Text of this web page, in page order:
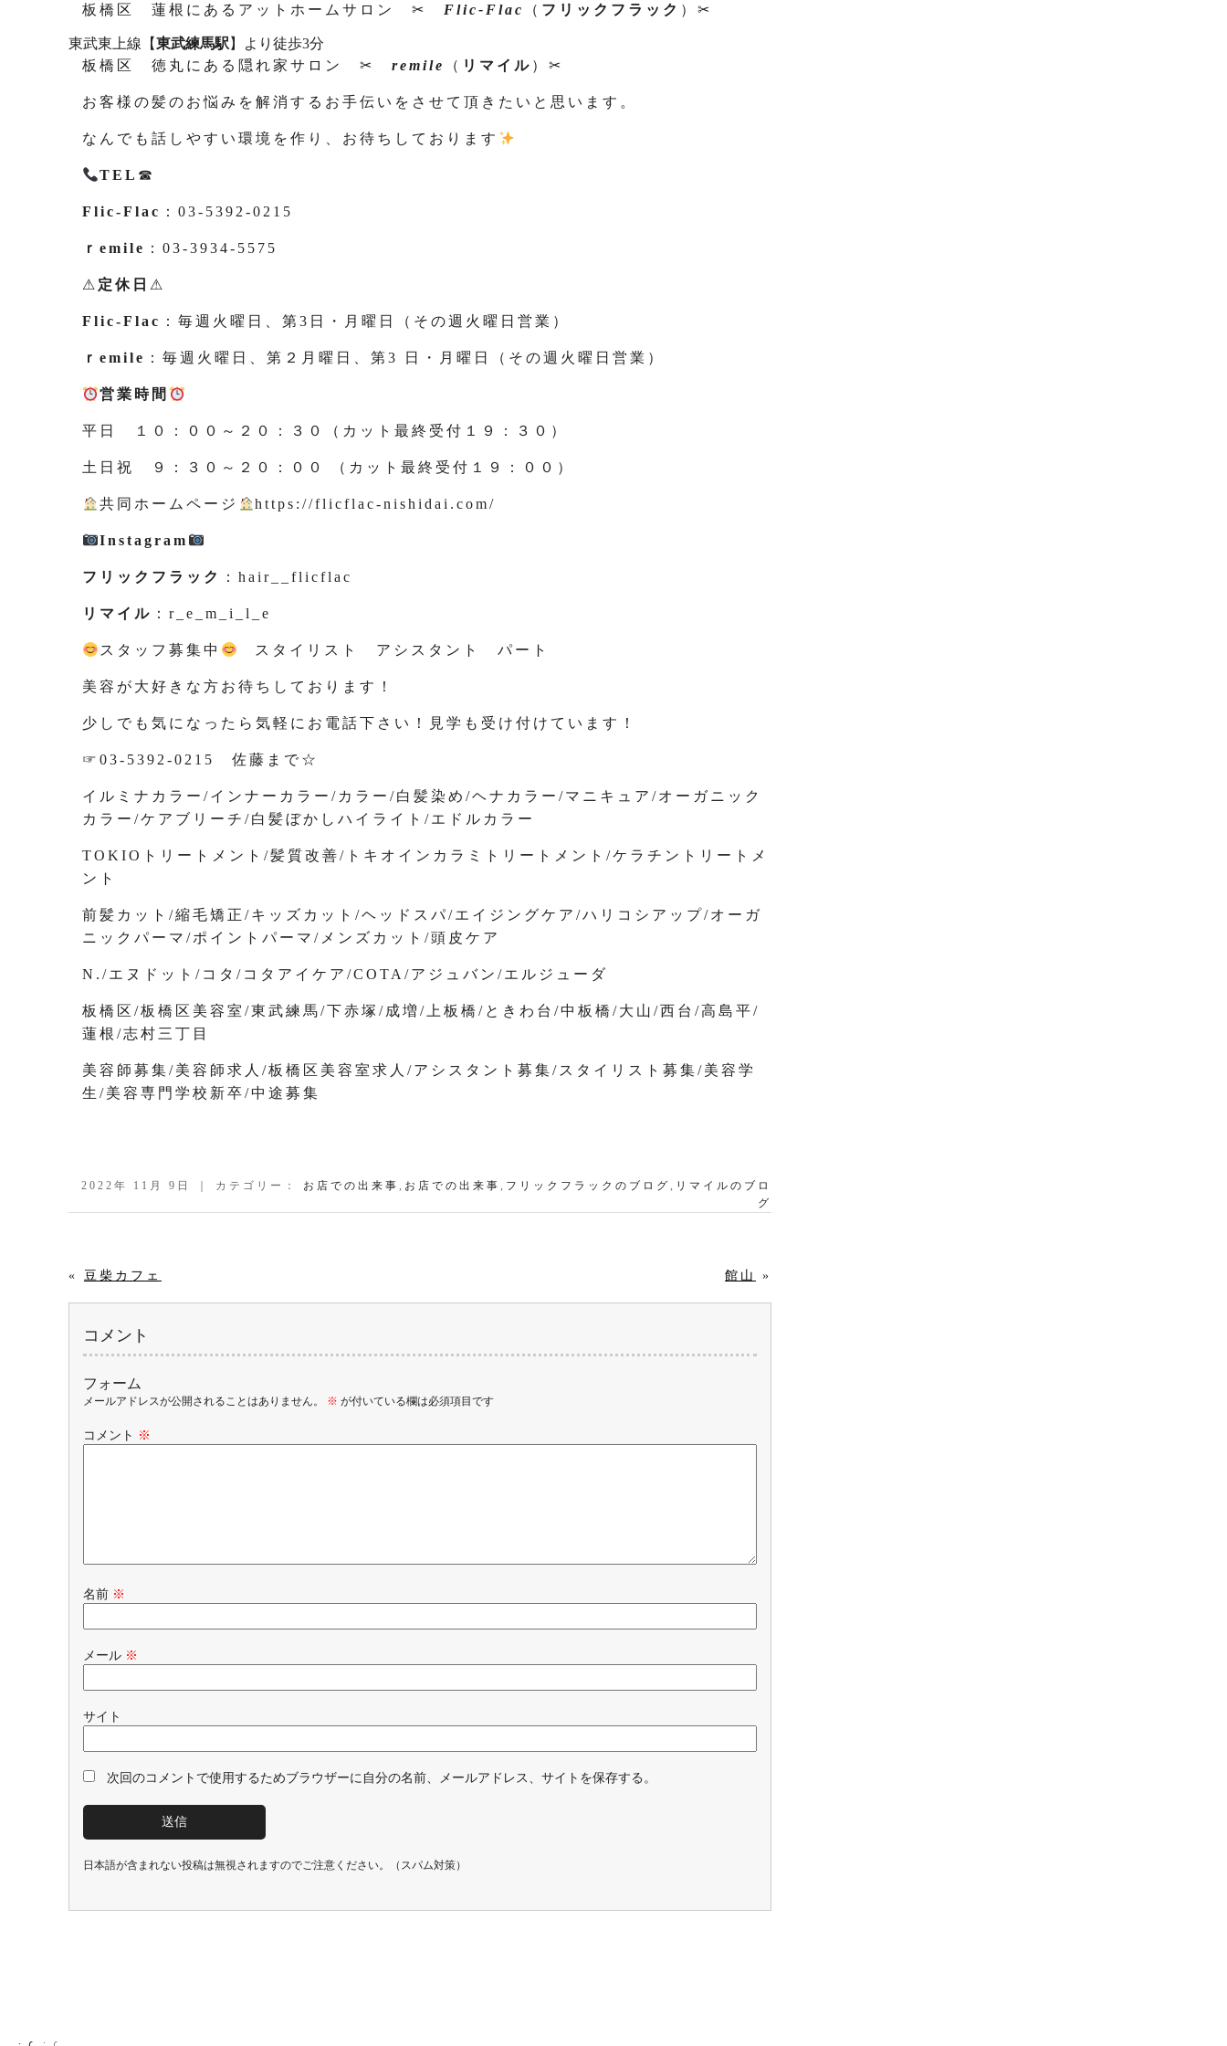
板橋区 蓮根にあるアットホームサロン ✂ Flic-Flac （ フリックフラック ）✂
東武東上線【東武練馬駅 】より徒歩3分
板橋区 徳丸にある隠れ家サロン ✂remile （ リマイル ）✂
お客様の髪のお悩みを解消するお手伝いをさせて頂きたいと思います。
なんでも話しやすい環境を作り、お待ちしております
TEL ☎
Flic-Flac ：03-5392-0215
ｒemile ：03-3934-5575
⚠ 定休日 ⚠
Flic-Flac ：毎週火曜日、第3日・月曜日（その週火曜日営業）
ｒemile ：毎週火曜日、第２月曜日、第3 日・月曜日（その週火曜日営業）
営業時間
平日 １０：００～２０：３０（カット最終受付１９：３０）
土日祝 ９：３０～２０：００ （カット最終受付１９：００）
共同ホームページ https://flicflac-nishidai.com/
Instagram
フリックフラック ：hair__flicflac
リマイル ：r_e_m_i_l_e
スタッフ募集中 スタイリスト アシスタント パート
美容が大好きな方お待ちしております！
少しでも気になったら気軽にお電話下さい！見学も受け付けています！
☞03-5392-0215 佐藤まで☆
イルミナカラー/インナーカラー/カラー/白髪染め/ヘナカラー/マニキュア/オーガニック
カラー/ケアブリーチ/白髪ぼかしハイライト/エドルカラー
TOKIOトリートメント/髪質改善/トキオインカラミトリートメント/ケラチントリートメ
ント
前髪カット/縮毛矯正/キッズカット/ヘッドスパ/エイジングケア/ハリコシアップ/オーガ
ニックパーマ/ポイントパーマ/メンズカット/頭皮ケア
N./エヌドット/コタ/コタアイケア/COTA/アジュバン/エルジューダ
板橋区/板橋区美容室/東武練馬/下赤塚/成増/上板橋/ときわ台/中板橋/大山/西台/高島平/
蓮根/志村三丁目
美容師募集/美容師求人/板橋区美容室求人/アシスタント募集/スタイリスト募集/美容学
生/美容専門学校新卒/中途募集
2022年 11月 9日 ｜ カテゴリー： お店での出来事 , お店での出来事 , フリックフラックのブログ , リマイルのブロ
グ
« 豆柴カフェ 館山 »
コメント
フォーム
メールアドレスが公開されることはありません。 ※ が付いている欄は必須項目です
コメント ※
名前 ※
メール ※
サイト
次回のコメントで使用するためブラウザーに自分の名前、メールアドレス、サイトを保存する。
日本語が含まれない投稿は無視されますのでご注意ください。（スパム対策）